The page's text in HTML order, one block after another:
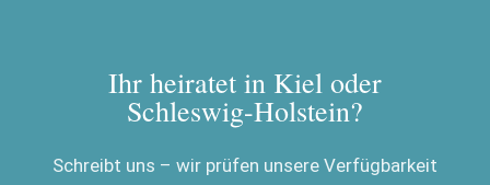
Ihr heiratet in Kiel oder
Schleswig-Holstein?
Schreibt uns – wir prüfen unsere Verfügbarkeit